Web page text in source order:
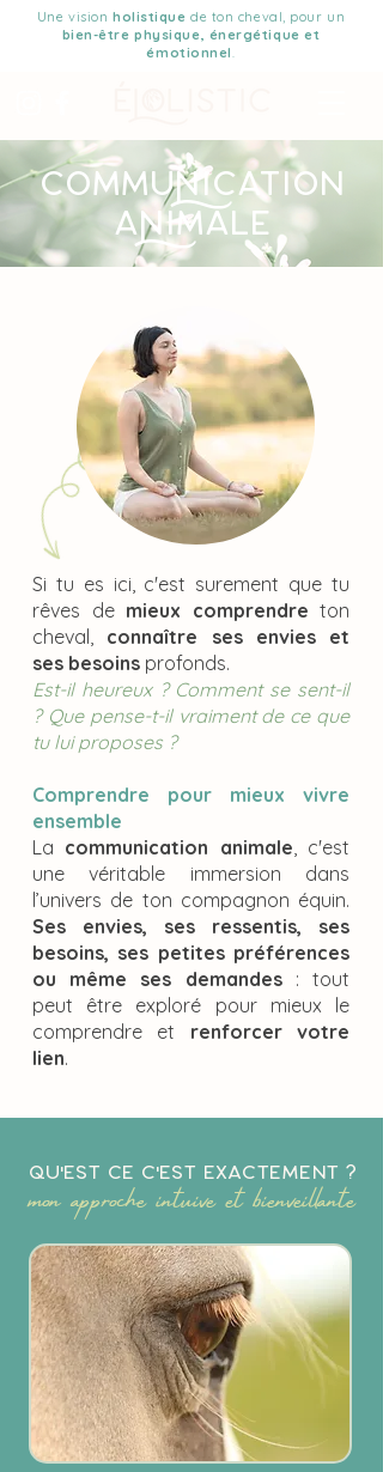
Une vision holistique de ton cheval, pour un
bien-être physique, énergétique et
émotionnel.
Commuication
aimale
Si tu es ici, c'est surement que tu
rêves de mieux comprendre ton
cheval, connaître ses envies et
ses besoins profonds.
​Est-il heureux ? Comment se sent-il
? Que pense-t-il vraiment de ce que
tu lui proposes ?
Comprendre pour mieux vivre
ensemble
La communication animale, c'est
une véritable immersion dans
l’univers de ton compagnon équin.
Ses envies, ses ressentis, ses
besoins, ses petites préférences
ou même ses demandes: tout
peut être exploré pour mieux le
comprendre et renforcer votre
lien.
Qu'est ce c'est exactement ?
mon approche intuive et bienveillante